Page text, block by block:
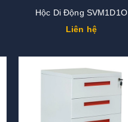
Hộc Di Động SVM1D1O
Liên hệ